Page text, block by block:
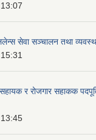
सेवा सञ्चालन तथा
र रोजगार सहाकक